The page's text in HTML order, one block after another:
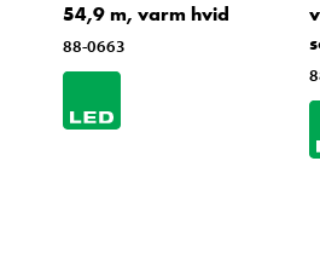
54,9 m, varm hvid
88-0663